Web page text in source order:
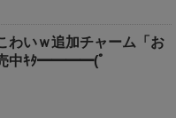
わいｗ追加チャーム「お
売中ｷﾀ━━━━(ﾟ